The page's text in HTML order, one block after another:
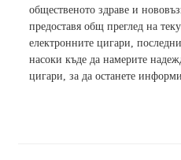
общественото здраве и
предоставя общ преглед на
електронните цигари,
насоки къде да намерите
цигари, за да останете